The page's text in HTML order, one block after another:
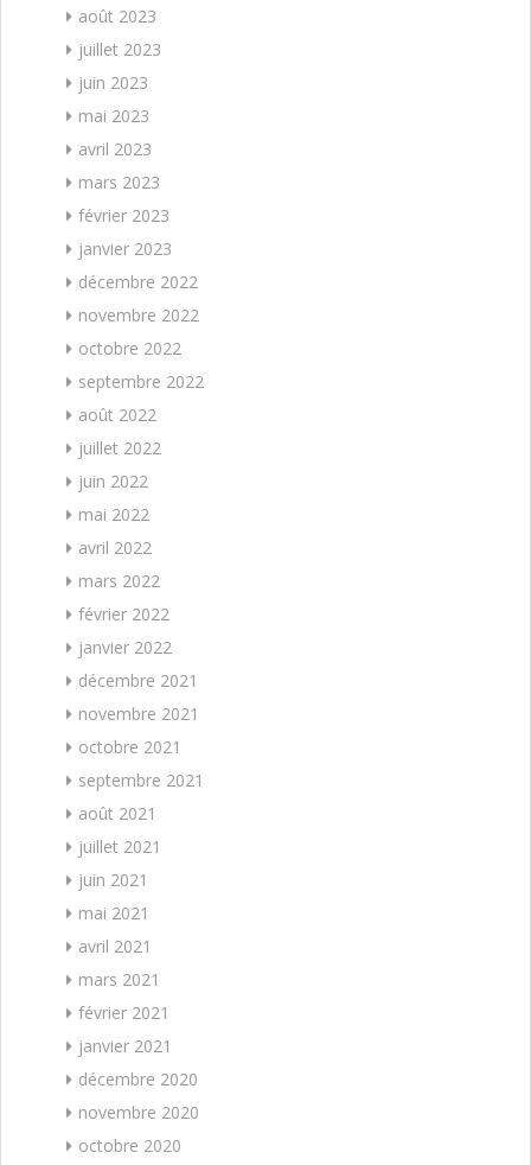
août 2023
juillet 2023
juin 2023
mai 2023
avril 2023
mars 2023
février 2023
janvier 2023
décembre 2022
novembre 2022
octobre 2022
septembre 2022
août 2022
juillet 2022
juin 2022
mai 2022
avril 2022
mars 2022
février 2022
janvier 2022
décembre 2021
novembre 2021
octobre 2021
septembre 2021
août 2021
juillet 2021
juin 2021
mai 2021
avril 2021
mars 2021
février 2021
janvier 2021
décembre 2020
novembre 2020
octobre 2020